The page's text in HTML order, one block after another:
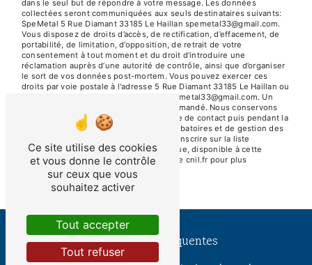
dans le seul but de répondre à votre message. Les données
collectées seront communiquées aux seuls destinataires suivants:
SpeMetal 5 Rue Diamant 33185 Le Haillan spemetal33@gmail.com.
Vous disposez de droits d’accès, de rectification, d’effacement, de
portabilité, de limitation, d’opposition, de retrait de votre
consentement à tout moment et du droit d’introduire une
réclamation auprès d’une autorité de contrôle, ainsi que d’organiser
le sort de vos données post-mortem. Vous pouvez exercer ces
droits par voie postale à l'adresse 5 Rue Diamant 33185 Le Haillan ou
par courrier électronique à l'adresse spemetal33@gmail.com. Un
justificatif d'identité pourra vous être demandé. Nous conservons
vos données pendant la période de prise de contact puis pendant la
durée de prescription légale aux fins probatoires et de gestion des
contentieux. Vous avez le droit de vous inscrire sur la liste
d'opposition au démarchage téléphonique, disponible à cette
adresse: Bloctel.gouv.fr . Consultez le site cnil.fr pour plus
d’informations sur vos droits.
Recherches fréquentes
Ce site utilise des cookies
et vous donne le contrôle
sur ceux que vous
souhaitez activer
Tout accepter
Tout refuser